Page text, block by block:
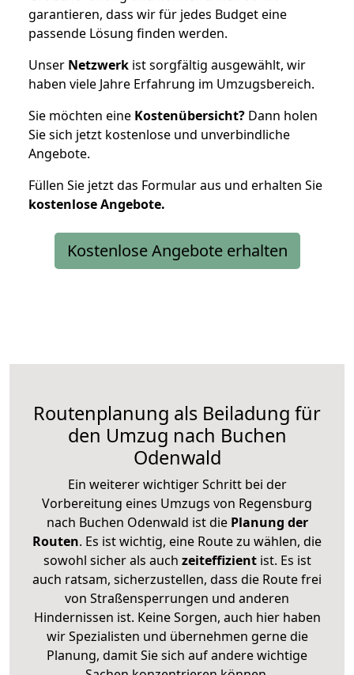
garantieren, dass wir für jedes Budget eine
passende Lösung finden werden.
Unser Netzwerk ist sorgfältig ausgewählt, wir
haben viele Jahre Erfahrung im Umzugsbereich.
Sie möchten eine Kostenübersicht? Dann holen
Sie sich jetzt kostenlose und unverbindliche
Angebote.
Füllen Sie jetzt das Formular aus und erhalten Sie
kostenloseAngebote.
Kostenlose Angebote erhalten
Routenplanung als Beiladung für
den Umzug nach Buchen
Odenwald
Ein weiterer wichtiger Schritt bei der
Vorbereitung eines Umzugs von Regensburg
nach Buchen Odenwald ist diePlanung der
Routen. Es ist wichtig, eine Route zu wählen, die
sowohl sicher als auch zeiteffizientist. Es ist
auch ratsam, sicherzustellen, dass die Route frei
von Straßensperrungen und anderen
Hindernissen ist. Keine Sorgen, auch hier haben
wir Spezialisten und übernehmen gerne die
Planung, damit Sie sich auf andere wichtige